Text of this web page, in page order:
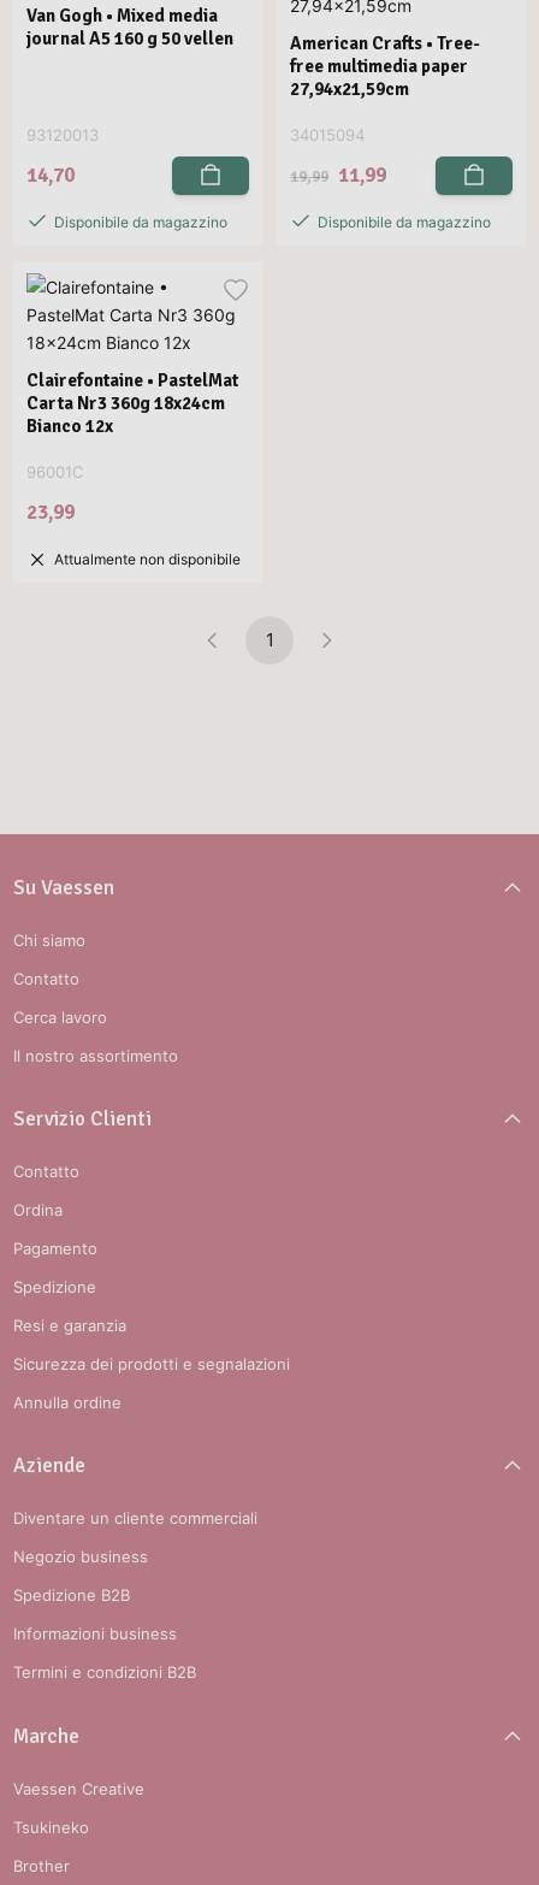
Van Gogh • Mixed media
journal A5 160 g 50 vellen
93120013
14,70
Disponibile da magazzino
American Crafts • Tree-
free multimedia paper
27,94x21,59cm
34015094
19,99 11,99
Disponibile da magazzino
Clairefontaine • PastelMat
Carta Nr3 360g 18x24cm
Bianco 12x
96001C
23,99
Attualmente non disponibile
1
Su Vaessen
Chi siamo
Contatto
Cerca lavoro
Il nostro assortimento
Servizio Clienti
Contatto
Ordina
Pagamento
Spedizione
Resi e garanzia
Sicurezza dei prodotti e segnalazioni
Annulla ordine
Aziende
Diventare un cliente commerciali
Negozio business
Spedizione B2B
Informazioni business
Termini e condizioni B2B
Marche
Vaessen Creative
Tsukineko
Brother